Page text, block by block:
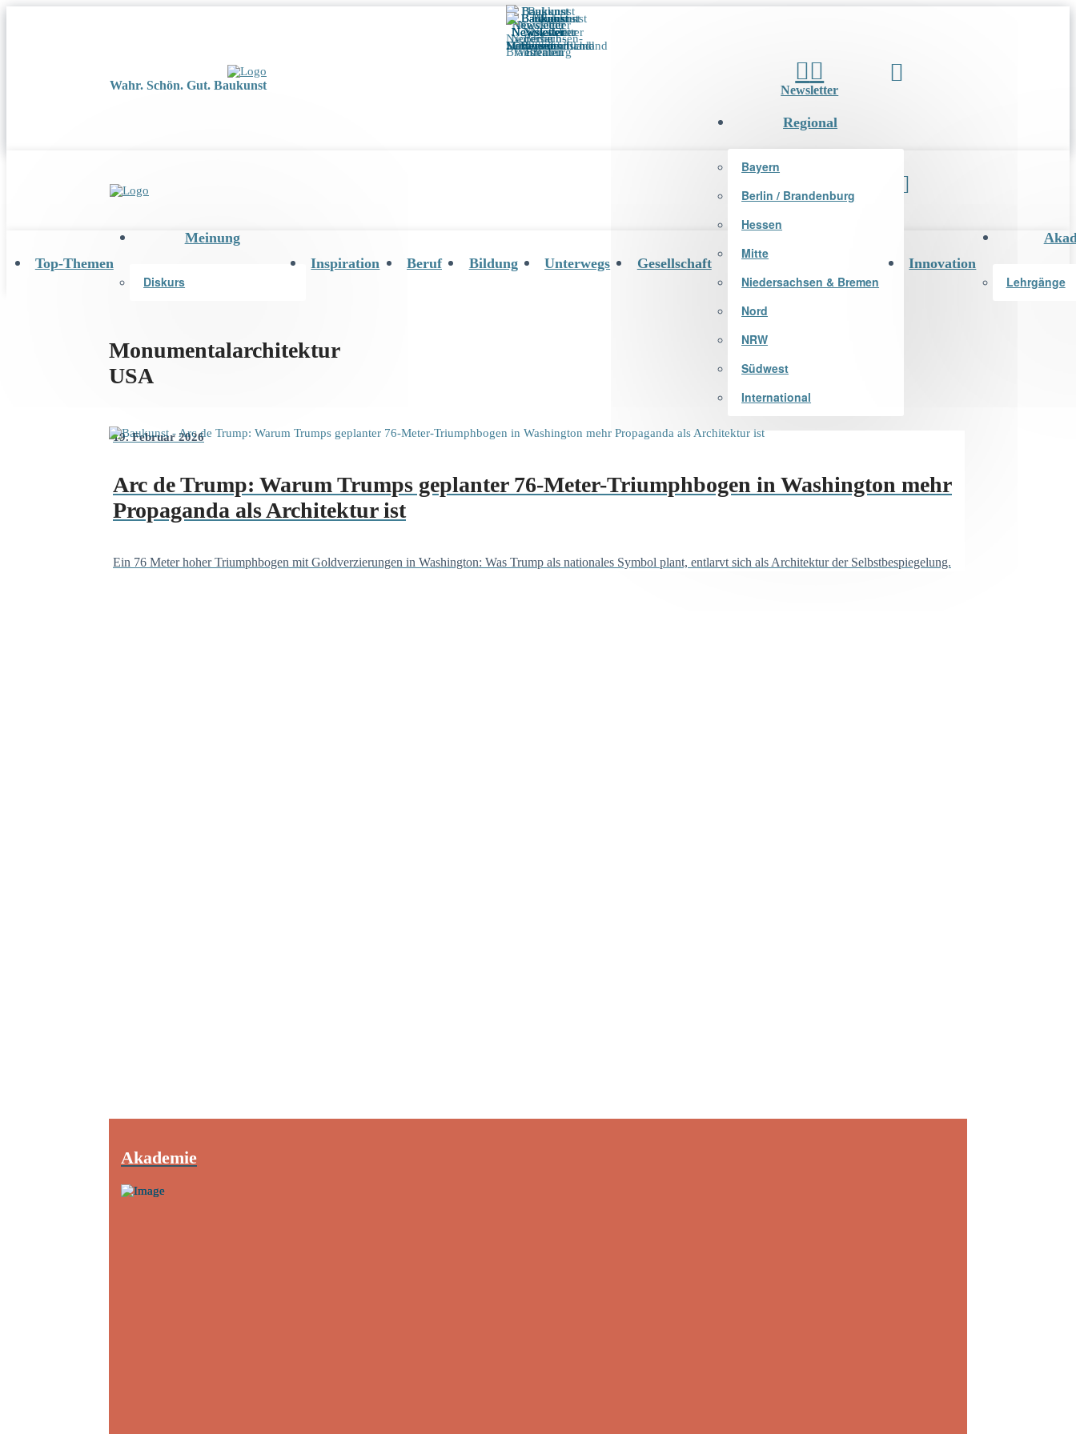
Wahr. Schön. Gut. Baukunst Newsletter
Newsletter
Top-Themen
Meinung
Diskurs
Inspiration Beruf Bildung Unterwegs Gesellschaft
Regional
Bayern
Berlin / Brandenburg
Hessen
Mitte
Niedersachsen & Bremen
Nord
NRW
Südwest
International
Innovation
Lehrgänge
Monumentalarchitektur
USA
19. Februar 2026
Arc de Trump: Warum Trumps geplanter 76-Meter-Triumphbogen in Washington mehr
Propaganda als Architektur ist
Ein 76 Meter hoher Triumphbogen mit Goldverzierungen in Washington: Was Trump als nationales Symbol plant, entlarvt sich als Architektur der Selbstbespiegelung.
Akademie